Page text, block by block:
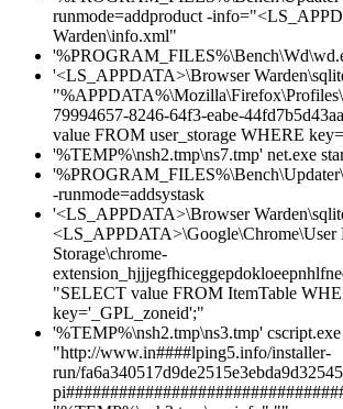
runmode=addproduct -
Warden\info.xml"
'<LS_APPDATA>\Browser
79994657-8246-64f3-eabe-
value FROM user_storage WHERE
'%TEMP%\nsh2.tmp\ns7.tmp' net.exe
-runmode=addsystask
'<LS_APPDATA>\Browser
<LS_APPDATA>\Google\Chrome\User
Storage\chrome-
"SELECT value FROM ItemTable
key='_GPL_zoneid';"
'%TEMP%\nsh2.tmp\ns3.tmp'
"http://www.in####lping5.info/installer-
run/